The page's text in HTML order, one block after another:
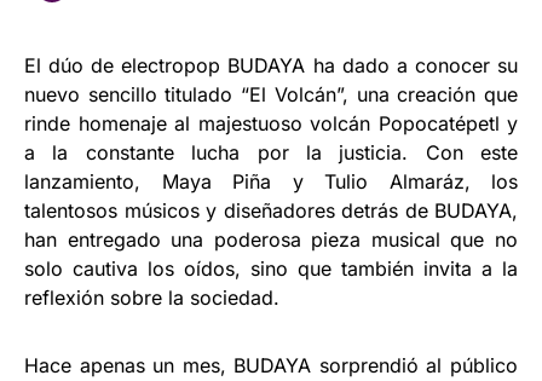
El dúo de electropop BUDAYA ha dado a conocer su
nuevo sencillo titulado “El Volcán”, una creación que
rinde homenaje al majestuoso volcán Popocatépetl y
a la constante lucha por la justicia. Con este
lanzamiento, Maya Piña y Tulio Almaráz, los
talentosos músicos y diseñadores detrás de BUDAYA,
han entregado una poderosa pieza musical que no
solo cautiva los oídos, sino que también invita a la
reflexión sobre la sociedad.
Hace apenas un mes, BUDAYA sorprendió al público